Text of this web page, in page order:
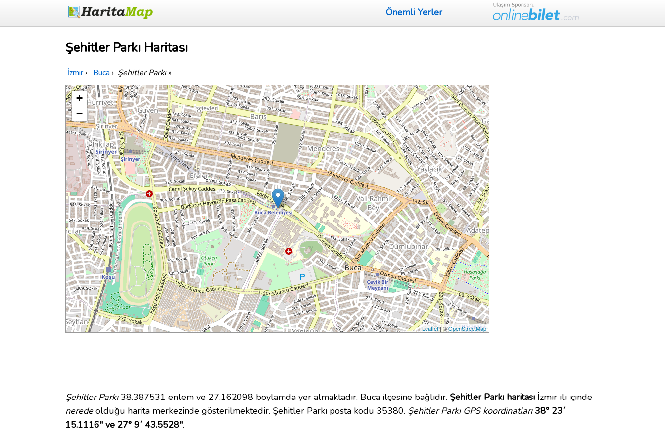
Önemli Yerler
Şehitler Parkı Haritası
İzmir › Buca › Şehitler Parkı»
+
−
Leaflet| ©OpenStreetMap
Şehitler Parkı38.387531 enlem ve 27.162098 boylamda yer almaktadır. Buca ilçesine bağlıdır. Şehitler Parkı haritası İzmir ili içinde
neredeolduğu harita merkezinde gösterilmektedir. Şehitler Parkı posta kodu 35380. Şehitler Parkı GPS koordinatları 38° 23´
15.1116" ve 27° 9´ 43.5528".